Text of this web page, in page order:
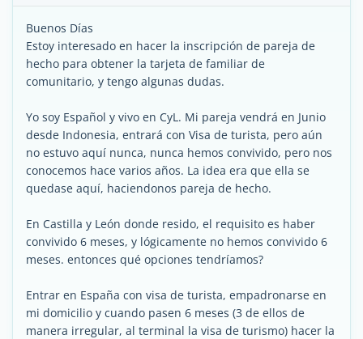
Buenos Días
Estoy interesado en hacer la inscripción de pareja de
hecho para obtener la tarjeta de familiar de
comunitario, y tengo algunas dudas.
Yo soy Español y vivo en CyL. Mi pareja vendrá en Junio
desde Indonesia, entrará con Visa de turista, pero aún
no estuvo aquí nunca, nunca hemos convivido, pero nos
conocemos hace varios años. La idea era que ella se
quedase aquí, haciendonos pareja de hecho.
En Castilla y León donde resido, el requisito es haber
convivido 6 meses, y lógicamente no hemos convivido 6
meses. entonces qué opciones tendríamos?
Entrar en España con visa de turista, empadronarse en
mi domicilio y cuando pasen 6 meses (3 de ellos de
manera irregular, al terminal la visa de turismo) hacer la